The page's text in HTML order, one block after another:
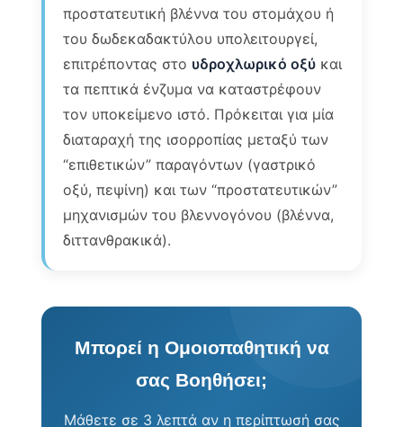
προστατευτική βλέννα του στομάχου ή
του δωδεκαδακτύλου υπολειτουργεί,
επιτρέποντας στο υδροχλωρικό οξύ και
τα πεπτικά ένζυμα να καταστρέφουν
τον υποκείμενο ιστό. Πρόκειται για μία
διαταραχή της ισορροπίας μεταξύ των
“επιθετικών” παραγόντων (γαστρικό
οξύ, πεψίνη) και των “προστατευτικών”
μηχανισμών του βλεννογόνου (βλέννα,
διττανθρακικά).
Μπορεί η Ομοιοπαθητική να
σας Βοηθήσει;
Μάθετε σε 3 λεπτά αν η περίπτωσή σας